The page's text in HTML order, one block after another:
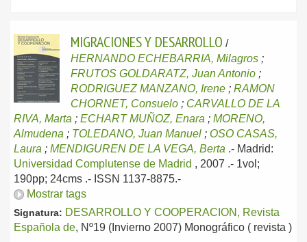
MIGRACIONES Y DESARROLLO /
HERNANDO ECHEBARRIA, Milagros ;
FRUTOS GOLDARATZ, Juan Antonio ;
RODRIGUEZ MANZANO, Irene ; RAMON
CHORNET, Consuelo ; CARVALLO DE LA
RIVA, Marta ; ECHART MUÑOZ, Enara ; MORENO,
Almudena ; TOLEDANO, Juan Manuel ; OSO CASAS,
Laura ; MENDIGUREN DE LA VEGA, Berta .- Madrid:
Universidad Complutense de Madrid , 2007 .- 1vol;
190pp; 24cms .- ISSN 1137-8875.-
Mostrar tags
Signatura: DESARROLLO Y COOPERACION, Revista
Española de, Nº19 (Invierno 2007) Monográfico ( revista )